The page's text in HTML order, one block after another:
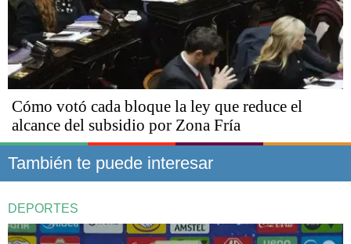
Cómo votó cada bloque la ley que reduce el
alcance del subsidio por Zona Fría
También te puede interesar
DEPORTES